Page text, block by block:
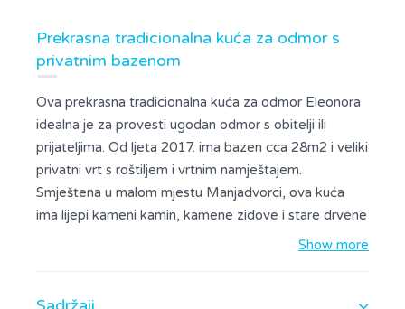
Prekrasna tradicionalna kuća za odmor s
privatnim bazenom
Ova prekrasna tradicionalna kuća za odmor Eleonora
idealna je za provesti ugodan odmor s obitelji ili
prijateljima. Od ljeta 2017. ima bazen cca 28m2 i veliki
privatni vrt s roštiljem i vrtnim namještajem.
Smještena u malom mjestu Manjadvorci, ova kuća
ima lijepi kameni kamin, kamene zidove i stare drvene
grede. Kuhinja je potpuno opremljena, sa štednjakom,
za kavu. Kuhinja je povezana s blagovaonicom i
Show more